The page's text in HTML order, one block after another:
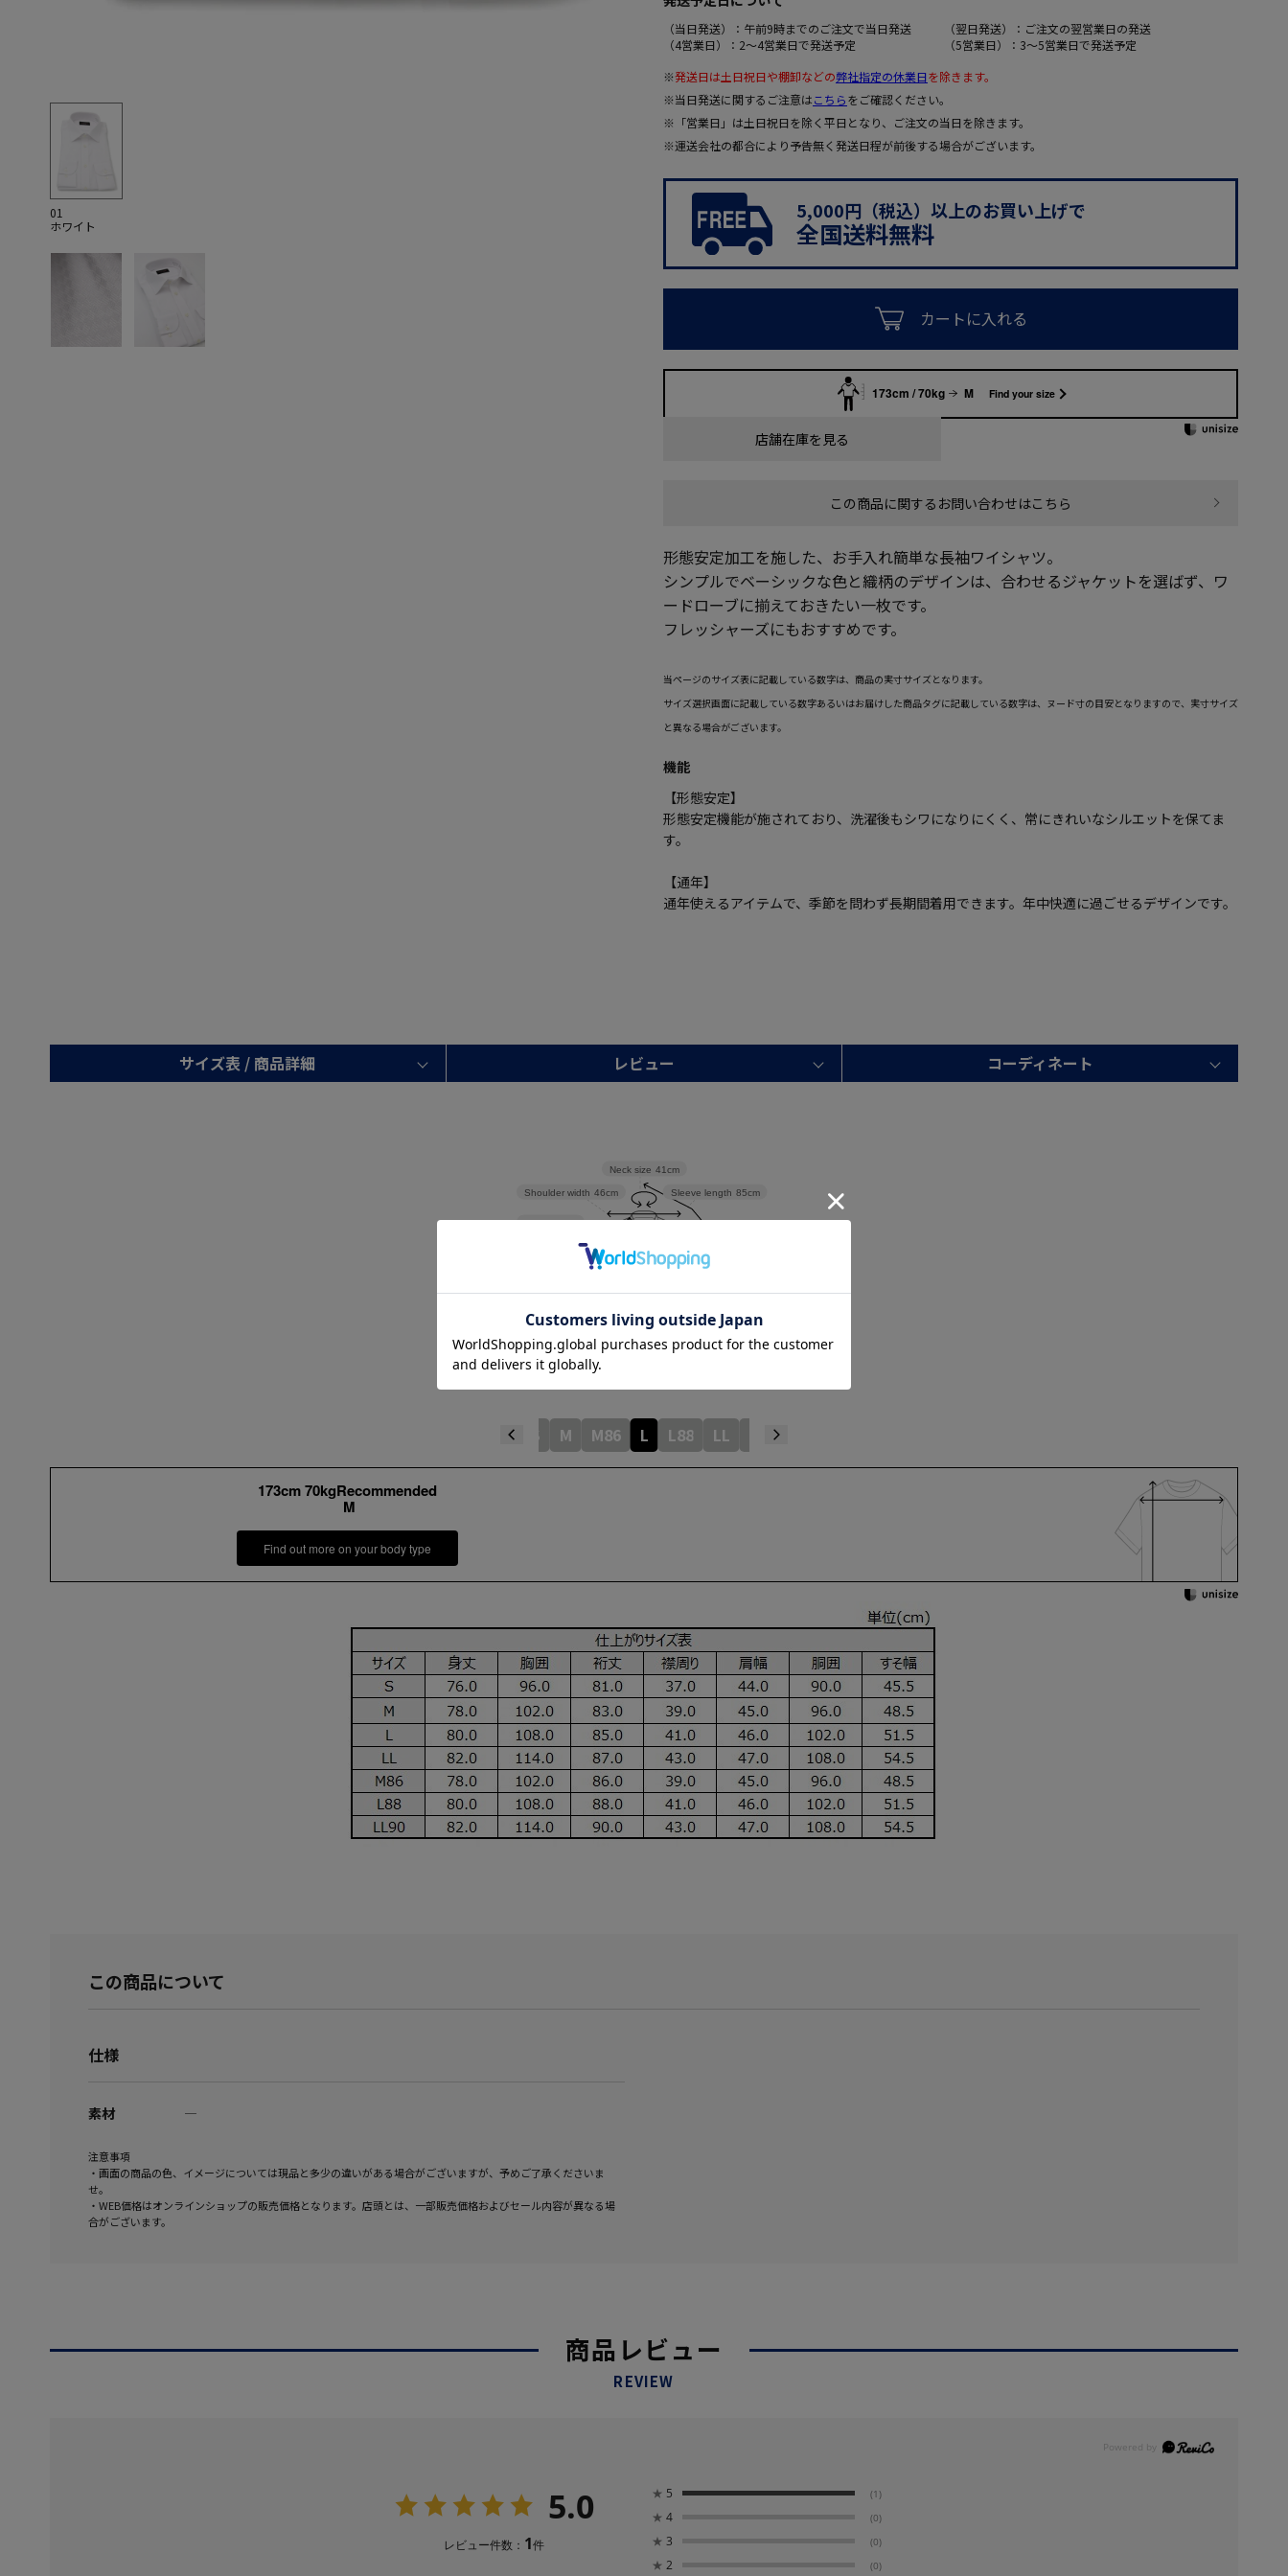
01
ホワイト
（当日発送）：午前9時までのご注文で当日発送
（翌日発送）：ご注文の翌営業日の発送
（4営業日）：2～4営業日で発送予定
（5営業日）：3～5営業日で発送予定
※発送日は土日祝日や棚卸などの弊社指定の休業日を除きます。
※当日発送に関するご注意はこちらをご確認ください。
※「営業日」は土日祝日を除く平日となり、ご注文の当日を除きます。
※運送会社の都合により予告無く発送日程が前後する場合がございます。
5,000円（税込）以上のお買い上げで
全国送料無料
カートに入れる
173cm / 70kg M Find your size
店舗在庫を見る
この商品に関するお問い合わせはこちら
形態安定加工を施した、お手入れ簡単な長袖ワイシャツ。
シンプルでベーシックな色と織柄のデザインは、合わせるジャケットを選ばず、ワ
ードローブに揃えておきたい一枚です。
フレッシャーズにもおすすめです。
当ページのサイズ表に記載している数字は、商品の実寸サイズとなります。
サイズ選択画面に記載している数字あるいはお届けした商品タグに記載している数字は、ヌード寸の目安となりますので、実寸サイズ
と異なる場合がございます。
機能
【形態安定】
形態安定機能が施されており、洗濯後もシワになりにくく、常にきれいなシルエットを保てま
す。
【通年】
通年使えるアイテムで、季節を問わず長期間着用できます。年中快適に過ごせるデザインです。
サイズ表 / 商品詳細 レビュー コーディネート
Sleeve length 85cm
Neck size 41cm
Length 80cm
51cm
Width 54cm
Shoulder width 46cm
S M M86 L L88 LL LL90
173cm 70kgRecommended
M
Find out more on your body type
この商品について
仕様
素材 ―
注意事項
・画面の商品の色、イメージについては現品と多少の違いがある場合がございますが、予めご了承くださいま
せ。
・WEB価格はオンラインショップの販売価格となります。店頭とは、一部販売価格およびセール内容が異なる場
合がございます。
商品レビュー
REVIEW
5.0
レビュー件数： 1件
★ 5 (1)
★ 4 (0)
★ 3 (0)
★ 2 (0)